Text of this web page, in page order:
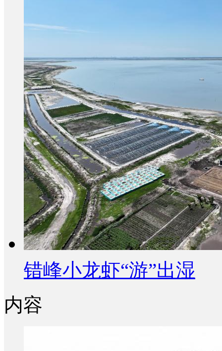
错峰小龙虾“游”出湿
内容